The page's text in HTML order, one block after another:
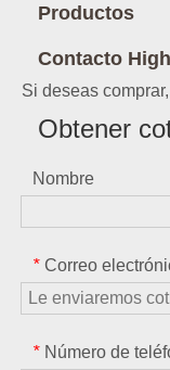
Productos
Contacto
Si deseas
Obtener
Nombre
* Correo
* Número de